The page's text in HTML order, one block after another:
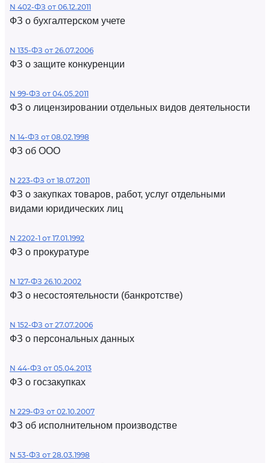
N 402-ФЗ от 06.12.2011
ФЗ о бухгалтерском учете
N 135-ФЗ от 26.07.2006
ФЗ о защите конкуренции
N 99-ФЗ от 04.05.2011
ФЗ о лицензировании отдельных видов деятельности
N 14-ФЗ от 08.02.1998
ФЗ об ООО
N 223-ФЗ от 18.07.2011
ФЗ о закупках товаров, работ, услуг отдельными
видами юридических лиц
N 2202-1 от 17.01.1992
ФЗ о прокуратуре
N 127-ФЗ 26.10.2002
ФЗ о несостоятельности (банкротстве)
N 152-ФЗ от 27.07.2006
ФЗ о персональных данных
N 44-ФЗ от 05.04.2013
ФЗ о госзакупках
N 229-ФЗ от 02.10.2007
ФЗ об исполнительном производстве
N 53-ФЗ от 28.03.1998